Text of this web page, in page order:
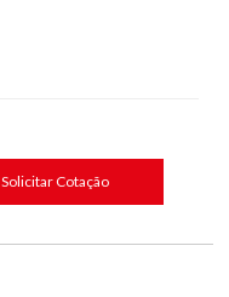
Solicitar Cotação